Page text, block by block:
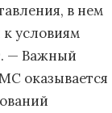
в нем
условиям
— Важный
оказывается